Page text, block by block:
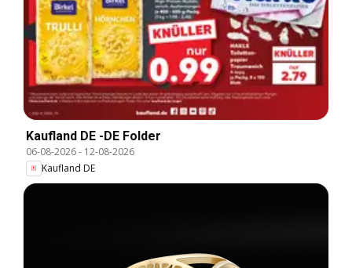
Kaufland DE -DE Folder
06-08-2026- 12-08-2026
Kaufland DE